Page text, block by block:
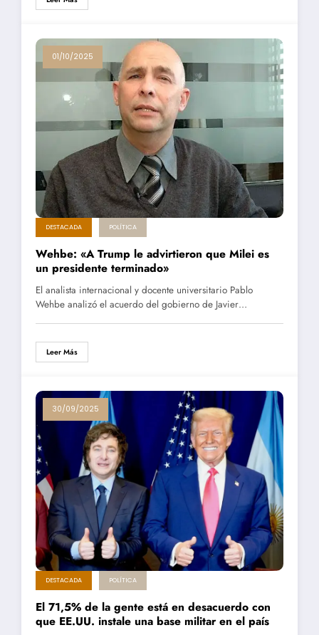
01/10/2025
DESTACADA POLÍTICA
Wehbe: «A Trump le advirtieron que Milei es
un presidente terminado»
El analista internacional y docente universitario Pablo
Wehbe analizó el acuerdo del gobierno de Javier…
Leer Más
30/09/2025
DESTACADA POLÍTICA
El 71,5% de la gente está en desacuerdo con
que EE.UU. instale una base militar en el país